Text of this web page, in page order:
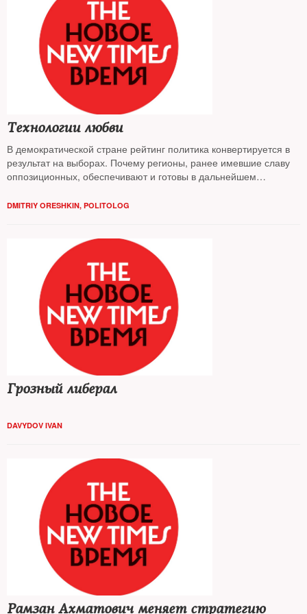
Технологии любви
В демократической стране рейтинг политика конвертируется в
результат на выборах. Почему регионы, ранее имевшие славу
оппозиционных, обеспечивают и готовы в дальнейшем
это достигается — разбирался The New Times
DMITRIY ORESHKIN, POLITOLOG
Грозный либерал
DAVYDOV IVAN
Рамзан Ахматович меняет стратегию